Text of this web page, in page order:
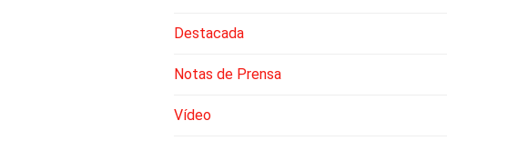
Destacada
Notas de Prensa
Vídeo